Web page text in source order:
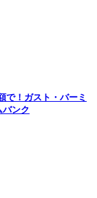
で！ガスト・バーミ
バンク